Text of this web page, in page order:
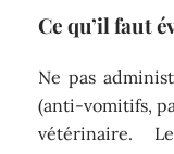
Ce qu’il faut
Ne pas
(anti-vomitifs,
vétérinaire.